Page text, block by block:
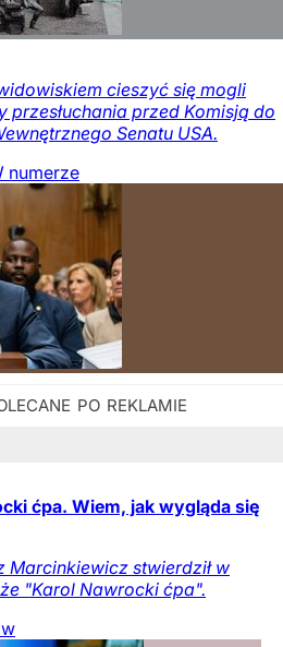
cieszyć się mogli
przesłuchania przed Komisją do
Senatu USA.
numerze
ćpa. Wiem, jak wygląda się
Marcinkiewicz stwierdził w
"Karol Nawrocki ćpa".